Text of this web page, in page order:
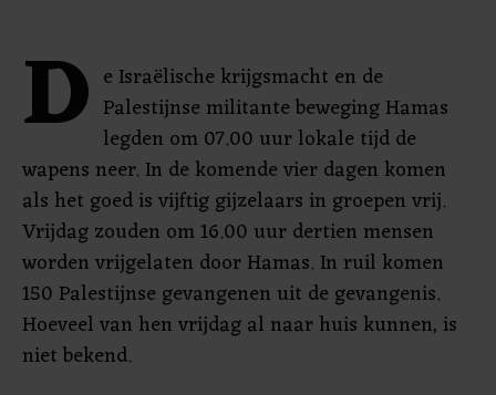
D e Israëlische krijgsmacht en de
Palestijnse militante beweging Hamas
legden om 07.00 uur lokale tijd de
wapens neer. In de komende vier dagen komen
als het goed is vijftig gijzelaars in groepen vrij.
Vrijdag zouden om 16.00 uur dertien mensen
worden vrijgelaten door Hamas. In ruil komen
150 Palestijnse gevangenen uit de gevangenis.
Hoeveel van hen vrijdag al naar huis kunnen, is
niet bekend.